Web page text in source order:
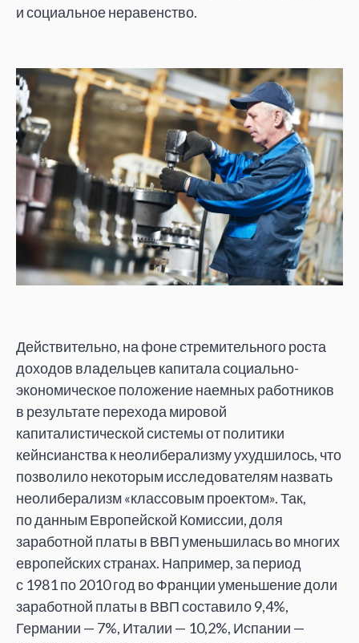
исоциальное неравенство.
Действительно, нафоне стремительного роста
доходов владельцев капитала социально-
экономическое положение наемных работников
в результате перехода мировой
капиталистической системы отполитики
кейнсианства кнеолиберализму ухудшилось, что
позволило некоторым исследователям назвать
неолиберализм«классовым проектом». Так,
поданным Европейской Комиссии, доля
заработной платы в ВВП уменьшилась вомногих
европейских странах. Например, за период
с 1981 по2010 год воФранции уменьшение доли
заработной платы в ВВП составило 9,4%,
Германии — 7%, Италии — 10,2%, Испании —